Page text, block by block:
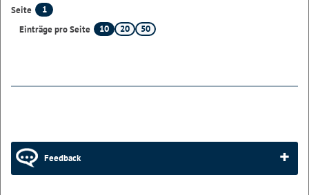
Seite
1
Einträge pro Seite
10 20 50
Feedback